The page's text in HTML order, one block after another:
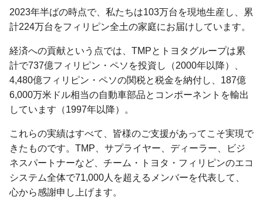
2023年半ばの時点で、私たちは103万台を現地生産し、累
計224万台をフィリピン全土の家庭にお届けしています。
経済への貢献という点では、TMPとトヨタグループは累
計で737億フィリピン・ペソを投資し（2000年以降）、
4,480億フィリピン・ペソの関税と税金を納付し、187億
6,000万米ドル相当の自動車部品とコンポーネントを輸出
しています（1997年以降）。
これらの実績はすべて、皆様のご支援があってこそ実現で
きたものです。TMP、サプライヤー、ディーラー、ビジ
ネスパートナーなど、チーム・トヨタ・フィリピンのエコ
システム全体で71,000人を超えるメンバーを代表して、
心から感謝申し上げます。